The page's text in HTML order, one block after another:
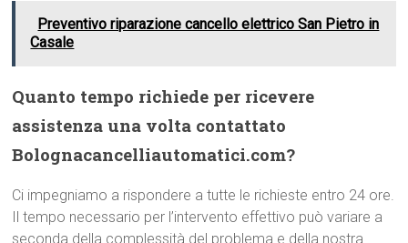
Preventivo riparazione cancello elettrico San Pietro in
Casale
Quanto tempo richiede per ricevere
assistenza una volta contattato
Bolognacancelliautomatici.com?
Ci impegniamo a rispondere a tutte le richieste entro 24 ore.
Il tempo necessario per l’intervento effettivo può variare a
seconda della complessità del problema e della nostra